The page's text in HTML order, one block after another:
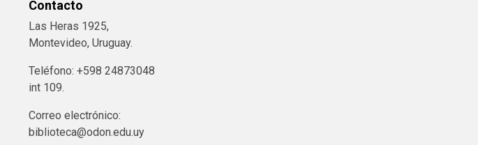
Contacto
Las Heras 1925,
Montevideo, Uruguay.
Teléfono: +598 24873048
int 109.
Correo electrónico:
biblioteca@odon.edu.uy